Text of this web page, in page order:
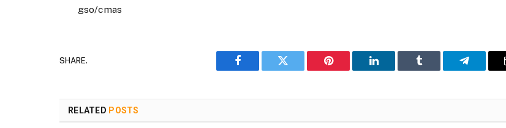
gso/cmas
SHARE.
Facebook Twitter Pinterest LinkedIn Tumblr Telegram
RELATED POSTS